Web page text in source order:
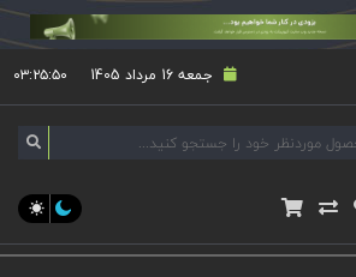
جمعه 16 مرداد 1405 ۰۳:۲۵:۵۰